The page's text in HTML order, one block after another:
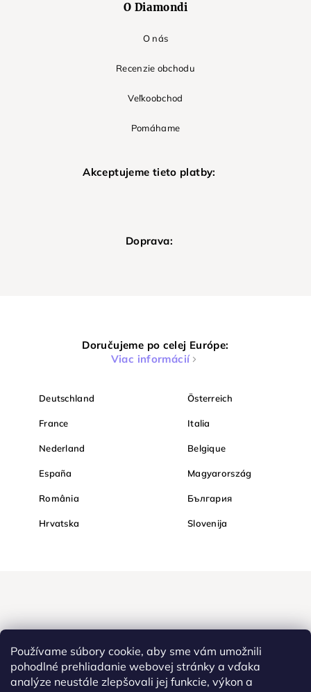
Používame súbory cookie, aby sme vám umožnili
pohodlné prehliadanie webovej stránky a vďaka
analýze neustále zlepšovali jej funkcie, výkon a
O Diamondi
O nás
Recenzie obchodu
Veľkoobchod
Pomáhame
Akceptujeme tieto platby:
Doprava:
Doručujeme po celej Európe:
Viac informácií
Deutschland Österreich
France Italia
Nederland Belgique
España Magyarország
România България
Hrvatska Slovenija